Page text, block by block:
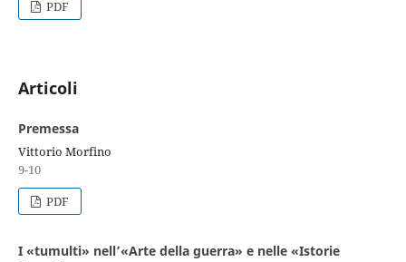
PDF
Articoli
Premessa
Vittorio Morfino
9-10
PDF
I «tumulti» nell’«Arte della guerra» e nelle «Istorie